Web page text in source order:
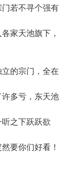
若不寻个强有
家天池旗下，
的宗门，全在
多亏，东天池
之下跃跃欲
要你们好看！